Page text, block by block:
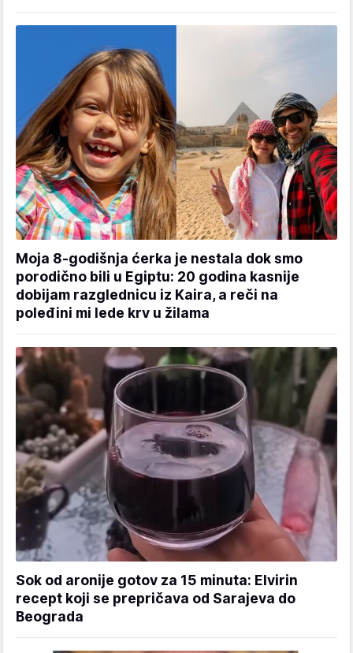
Moja 8-godišnja ćerka je nestala dok smo
porodično bili u Egiptu: 20 godina kasnije
dobijam razglednicu iz Kaira, a reči na
poleđini mi lede krv u žilama
Sok od aronije gotov za 15 minuta: Elvirin
recept koji se prepričava od Sarajeva do
Beograda